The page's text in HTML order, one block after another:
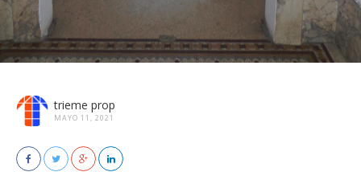
trieme prop
MAYO 11, 2021